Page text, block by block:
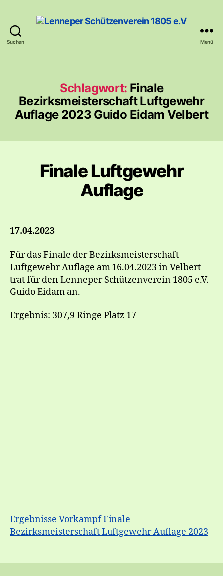
Suchen
e.V
Menü
Schlagwort: Finale
Bezirksmeisterschaft Luftgewehr
Auflage 2023 Guido Eidam Velbert
Finale Luftgewehr
Auflage
17.04.2023
Für das Finale der Bezirksmeisterschaft
Luftgewehr Auflage am 16.04.2023 in Velbert
trat für den Lenneper Schützenverein 1805 e.V.
Guido Eidam an.
Ergebnis: 307,9 Ringe Platz 17
Ergebnisse Vorkampf Finale
Bezirksmeisterschaft Luftgewehr Auflage 2023